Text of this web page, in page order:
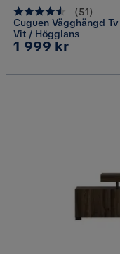
(51)
Cuguen Vägghängd
Vit / Högglans
Pris
1 999 kr